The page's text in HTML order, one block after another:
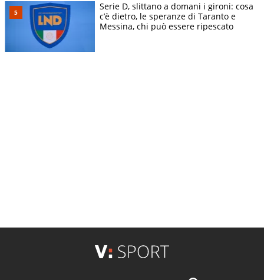
Serie D, slittano a domani i gironi: cosa
c’è dietro, le speranze di Taranto e
Messina, chi può essere ripescato